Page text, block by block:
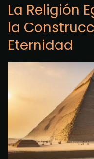
La Religión
la
Eternidad